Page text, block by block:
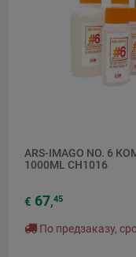
ARS-IMAGO NO. 6
1000ML CH1016
€ 67,45
По предзаказу,